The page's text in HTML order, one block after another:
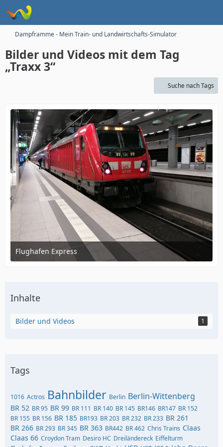
Dampframme - Mein Train- und Landwirtschafts-Simulator
Bilder und Videos mit dem Tag
„Traxx 3“
Suche nach Tags
Flughafen Express
20. Januar 2023 um 16:15
Inhalte
Bilder und Videos 1
Tags
1016 Actros Bahnbilder Berlin Berlin-Wittenberg
BR 52 BR 95 BR 99 BR 111 BR 140 BR 145 BR146 BR147 BR 152
BR 155 BR 156 BR 185 BR193 BR 203 BR 232 BR 233 BR 261
BR 266 BR 293 BR 345 BR 363 BR442 BR 462 Chris Trains Claas
Claas 66 Croydon Tram Desiro HC Dreiländereck Eiffelturm